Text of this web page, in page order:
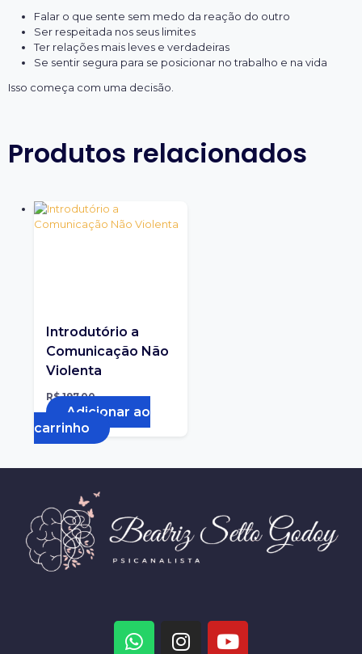
Falar o que sente sem medo da reação do outro
Ser respeitada nos seus limites
Ter relações mais leves e verdadeiras
Se sentir segura para se posicionar no trabalho e na vida
Isso começa com uma decisão.
Produtos relacionados
Introdutório a
Comunicação Não
Violenta
R$197,00
Adicionar ao
carrinho